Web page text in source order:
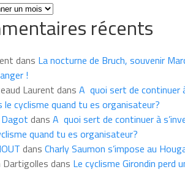
récents
dans La nocturne de Bruch, souvenir
!
Laurent dans A quoi sert de continuer
le cyclisme quand tu es organisateur?
dans A quoi sert de continuer à
quand tu es organisateur?
dans Charly Saumon s’impose au
Dartigolles dans Le cyclisme Girondin perd